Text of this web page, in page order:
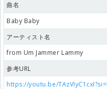
曲名
Baby Baby
アーティスト名
from Um Jammer Lammy
参考URL
https://youtu.be/